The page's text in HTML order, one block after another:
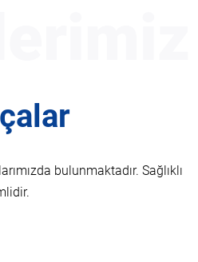
bulunmaktadır. Sağlıklı